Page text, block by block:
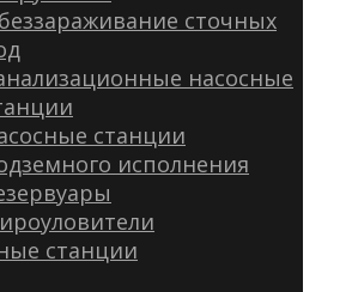
сточных
насосные
станции
исполнения
станции